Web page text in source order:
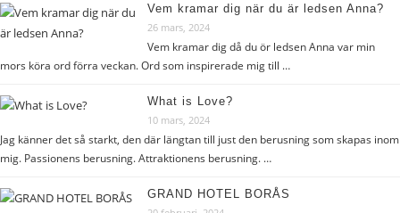
Vem kramar dig när du är ledsen Anna?
26 mars, 2024
Vem kramar dig då du ör ledsen Anna var min
mors köra ord förra veckan. Ord som inspirerade mig till …
What is Love?
10 mars, 2024
Jag känner det så starkt, den där längtan till just den berusning som skapas inom
mig. Passionens berusning. Attraktionens berusning. …
GRAND HOTEL BORÅS